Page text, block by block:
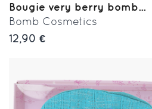
Bougie very berry bomb...
Bomb Cosmetics
12,90 €